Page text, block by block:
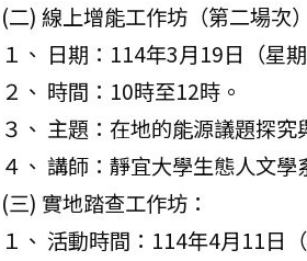
(二) 線上增能工作坊（第二場次
１、 日期：114年3月19日（星
２、 時間：10時至12時。
３、 主題：在地的能源議題探究
４、 講師：靜宜大學生態人文學
(三) 實地踏查工作坊：
１、 活動時間：114年4月11日